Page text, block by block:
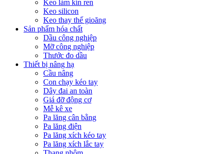
Keo làm kín ren
Keo silicon
Keo thay thế gioăng
Sản phẩm hóa chất
Dầu công nghiệp
Mỡ công nghiệp
Thước đo dầu
Thiết bị nâng hạ
Cầu nâng
Con chạy kéo tay
Dây đai an toàn
Giá đỡ động cơ
Mễ kê xe
Pa lăng cân bằng
Pa lăng điện
Pa lăng xích kéo tay
Pa lăng xích lắc tay